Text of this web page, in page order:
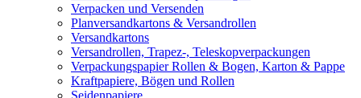
Verpacken und Versenden
Planversandkartons & Versandrollen
Versandkartons
Versandrollen, Trapez-, Teleskopverpackungen
Verpackungspapier Rollen & Bogen, Karton & Pappe
Kraftpapiere, Bögen und Rollen